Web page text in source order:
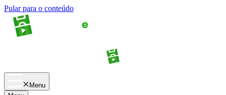
Pular para o conteúdo
Menu